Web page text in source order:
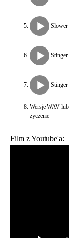
Slower
Stinger
Stinger
Wersje WAV
życzenie
Film z Youtube'a: